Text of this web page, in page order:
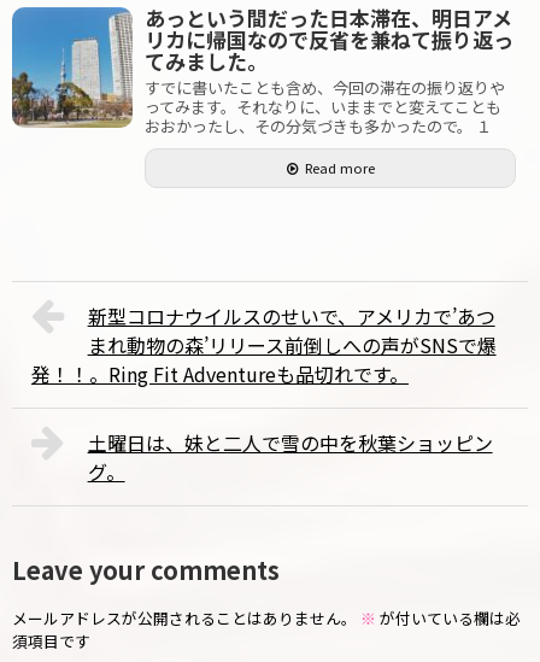
あっという間だった日本滞在、明日アメ
リカに帰国なので反省を兼ねて振り返っ
てみました。
すでに書いたことも含め、今回の滞在の振り返りや
ってみます。それなりに、いままでと変えてことも
おおかったし、その分気づきも多かったので。 １
Read more
新型コロナウイルスのせいで、アメリカで’あつ
まれ動物の森’リリース前倒しへの声がSNSで爆
発！！。Ring Fit Adventureも品切れです。
土曜日は、妹と二人で雪の中を秋葉ショッピン
グ。
Leave your comments
メールアドレスが公開されることはありません。 ※ が付いている欄は必
須項目です